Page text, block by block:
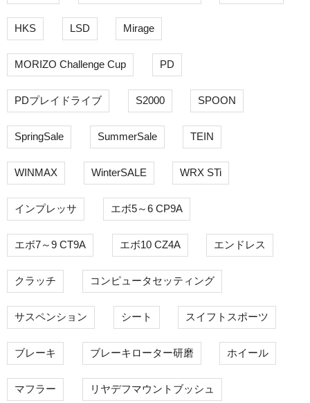
HKS LSD Mirage
MORIZO Challenge Cup PD
PDプレイドライブ S2000 SPOON
SpringSale SummerSale TEIN
WINMAX WinterSALE WRX STi
インプレッサ エボ5～6 CP9A
エボ7～9 CT9A エボ10 CZ4A エンドレス
クラッチ コンピュータセッティング
サスペンション シート スイフトスポーツ
ブレーキ ブレーキローター研磨 ホイール
マフラー リヤデフマウントブッシュ